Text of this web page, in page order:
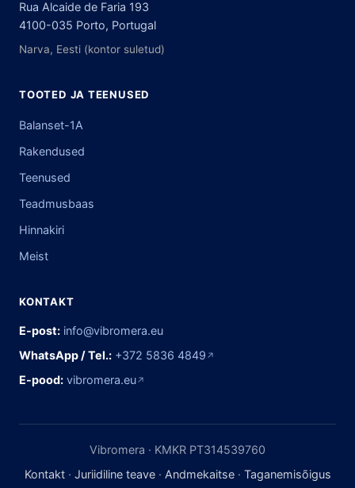
Rua Alcaide de Faria 193
4100-035 Porto, Portugal
Narva, Eesti (kontor suletud)
TOOTED JA TEENUSED
Balanset-1A
Rakendused
Teenused
Teadmusbaas
Hinnakiri
Meist
KONTAKT
E-post: info@vibromera.eu
WhatsApp / Tel.: +372 5836 4849 ↗
E-pood: vibromera.eu↗
Vibromera · KMKR PT314539760
Kontakt· Juriidiline teave· Andmekaitse· Taganemisõigus